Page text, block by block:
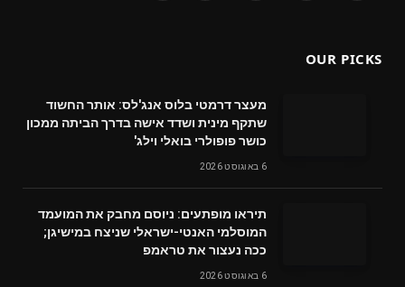
OUR PICKS
מעצר דרמטי בלוס אנג'לס: אותר החשוד
שתקף מינית ושדד אישה בדרך הביתה ממכון
כושר פופולרי בואלי וילג'
6 באוגוסט 2026
תיראו מופתעים: ניוסם מחבק את המועמד
המוסלמי האנטי-ישראלי שניצח במישיגן;
ככה נעצור את טראמפ
6 באוגוסט 2026